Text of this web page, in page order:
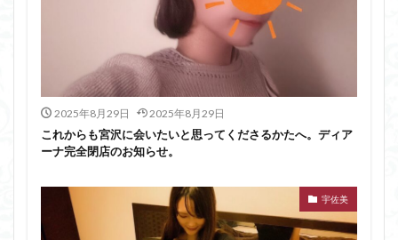
2025年8月29日 2025年8月29日
これからも宮沢に会いたいと思ってくださるかたへ。ディア
ーナ完全閉店のお知らせ。
宇佐美